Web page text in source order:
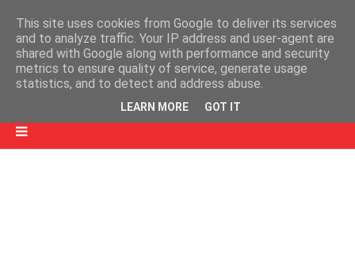
This site uses cookies from Google to deliver its services
and to analyze traffic. Your IP address and user-agent are
shared with Google along with performance and security
metrics to ensure quality of service, generate usage
statistics, and to detect and address abuse.
LEARN MORE GOT IT